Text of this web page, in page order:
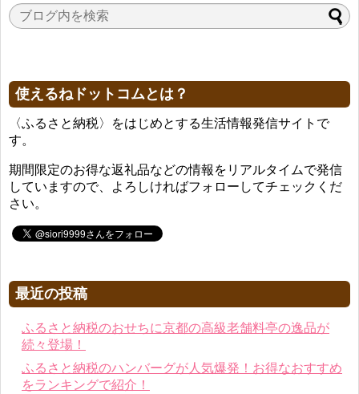
使えるねドットコムとは？
〈ふるさと納税〉をはじめとする生活情報発信サイトで
す。
期間限定のお得な返礼品などの情報をリアルタイムで発信
していますので、よろしければフォローしてチェックくだ
さい。
最近の投稿
ふるさと納税のおせちに京都の高級老舗料亭の逸品が
続々登場！
ふるさと納税のハンバーグが人気爆発！お得なおすすめ
をランキングで紹介！